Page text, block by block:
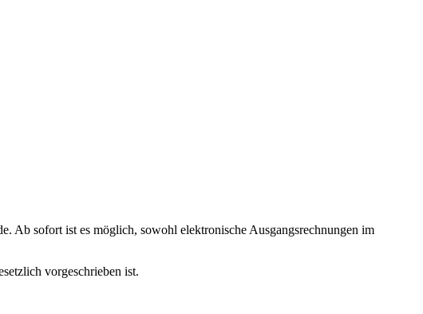
Ab sofort ist es möglich, sowohl elektronische Ausgangsrechnungen im
vorgeschrieben ist.